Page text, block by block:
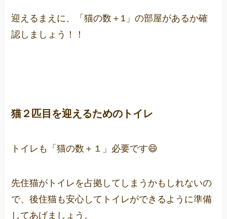
迎えるまえに、「猫の数＋1」の部屋があるか確
認しましょう！！
猫２匹目を迎えるためのトイレ
トイレも「猫の数＋１」必要です😄
先住猫がトイレを占拠してしまうかもしれないの
で、後住猫も安心してトイレができるように準備
してあげましょう。